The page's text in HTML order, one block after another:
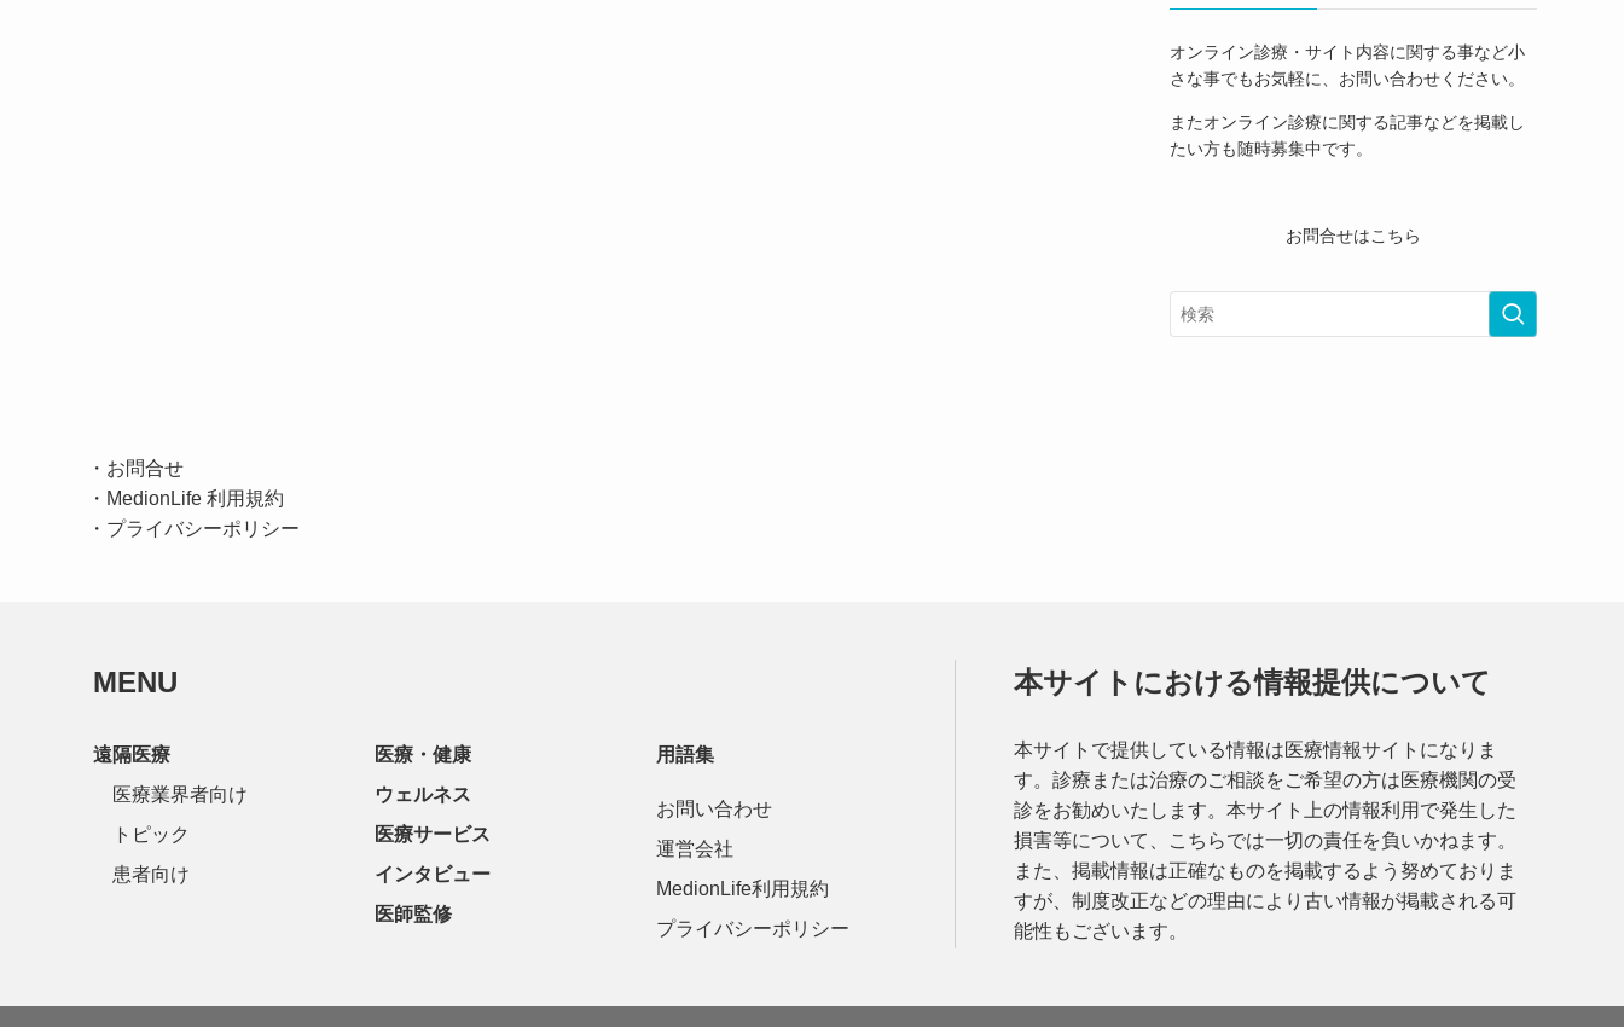
オンライン診療・サイト内容に関する事など小
さな事でもお気軽に、お問い合わせください。
またオンライン診療に関する記事などを掲載し
たい方も随時募集中です。
お問合せはこちら
・ お問合せ
・ MedionLife 利用規約
・ プライバシーポリシー
MENU
遠隔医療
医療業界者向け
トピック
患者向け
医療・健康
ウェルネス
医療サービス
インタビュー
医師監修
用語集
お問い合わせ
運営会社
MedionLife利用規約
プライバシーポリシー
本サイトにおける情報提供について
本サイトで提供している情報は医療情報サイトになりま
す。診療または治療のご相談をご希望の方は医療機関の受
診をお勧めいたします。本サイト上の情報利用で発生した
損害等について、こちらでは一切の責任を負いかねます。
また、掲載情報は正確なものを掲載するよう努めておりま
すが、制度改正などの理由により古い情報が掲載される可
能性もございます。